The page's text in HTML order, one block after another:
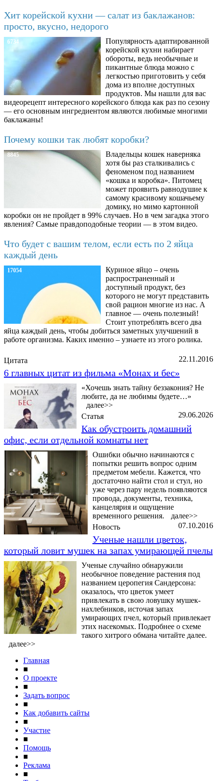
Хит корейской кухни — салат из баклажанов:
просто, вкусно, недорого
6734
Популярность адаптированной
корейской кухни набирает
обороты, ведь необычные и
пикантные блюда можно с
легкостью приготовить у себя
дома из вполне доступных
продуктов. Мы нашли для вас
видеорецепт интересного корейского блюда как раз по сезону
— его основным ингредиентом являются любимые многими
баклажаны!
Почему кошки так любят коробки?
8845
Владельцы кошек наверняка
хотя бы раз сталкивались с
феноменом под названием
«кошка и коробка». Питомец
может проявить равнодушие к
самому красивому кошачьему
домику, но мимо картонной
коробки он не пройдет в 99% случаев. Но в чем загадка этого
явления? Самые правдоподобные теории — в этом видео.
Что будет с вашим телом, если есть по 2 яйца
каждый день
17054
Куриное яйцо – очень
распространенный и
доступный продукт, без
которого не могут представить
свой рацион многие из нас. А
главное — очень полезный!
Стоит употреблять всего два
яйца каждый день, чтобы добиться заметных улучшений в
работе организма. Каких именно – узнаете из этого ролика.
22.11.2016
Цитата
6 главных цитат из фильма «Монах и бес»
«Хочешь знать тайну беззакония? Не
любите, да не любимы будете…»
далее>>
29.06.2026
Статья
Как обустроить домашний
офис, если отдельной комнаты нет
Ошибки обычно начинаются с
попытки решить вопрос одним
предметом мебели. Кажется, что
достаточно найти стол и стул, но
уже через пару недель появляются
провода, документы, техника,
канцелярия и ощущение
временного решения.
далее>>
07.10.2016
Новость
Ученые нашли цветок,
который ловит мушек на запах умирающей пчелы
Ученые случайно обнаружили
необычное поведение растения под
названием церопегия Сандерсона:
оказалось, что цветок умеет
привлекать в свою ловушку мушек-
нахлебников, источая запах
умирающих пчел, который привлекает
этих насекомых. Подробнее о схеме
такого хитрого обмана читайте далее.
далее>>
Главная
■
О проекте
■
Задать вопрос
■
Как добавить сайты
■
Участие
■
Помощь
■
Реклама
■